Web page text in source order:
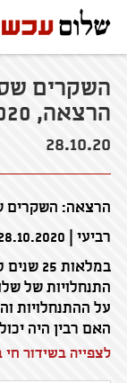
השקרים
הרצאה, 28/10/2020
28.10.20
הרצאה: השקרים
רביעי | 28.10.2020 | 20:30
התנחלויות של
על ההתנחלויות
האם רבין היה
לצפייה בשידור